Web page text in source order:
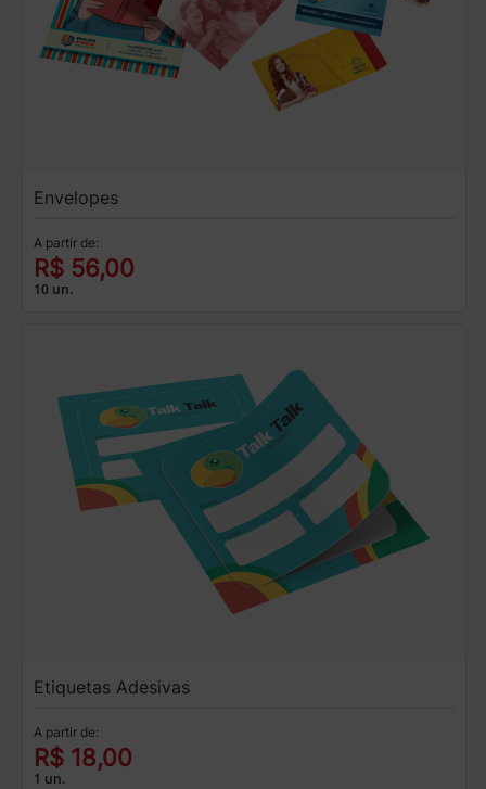
Envelopes
A partir de:
R$ 56,00
10 un.
Etiquetas Adesivas
A partir de:
R$ 18,00
1 un.